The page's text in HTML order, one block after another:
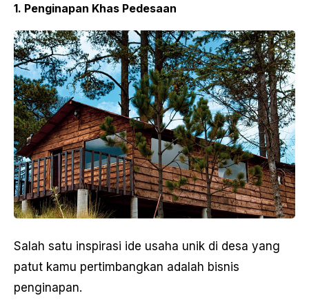
1. Penginapan Khas Pedesaan
Salah satu inspirasi ide usaha unik di desa yang
patut kamu pertimbangkan adalah bisnis
penginapan.